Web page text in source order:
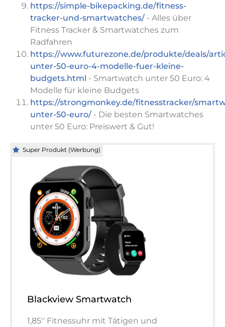
https://simple-bikepacking.de/fitness-
tracker-und-smartwatches/ - Alles über
Fitness Tracker & Smartwatches zum
Radfahren
https://www.futurezone.de/produkte/deals/
unter-50-euro-4-modelle-fuer-kleine-
budgets.html - Smartwatch unter 50 Euro: 4
Modelle für kleine Budgets
https://strongmonkey.de/fitnesstracker/
unter-50-euro/ - Die besten Smartwatches
unter 50 Euro: Preiswert & Gut!
Blackview Smartwatch
1,85'' Fitnessuhr mit Tätigen und
Super Produkt (Werbung)